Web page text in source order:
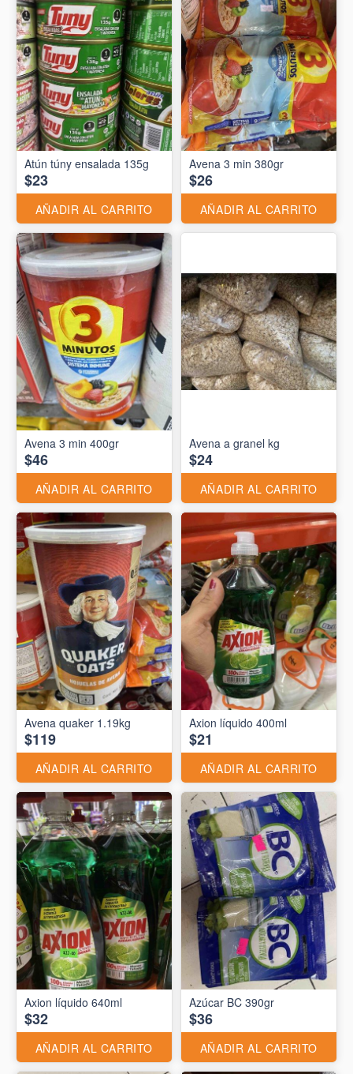
Atún túny ensalada 135g
$23
AÑADIR AL CARRITO
Avena 3 min 380gr
$26
AÑADIR AL CARRITO
Avena 3 min 400gr
$46
AÑADIR AL CARRITO
Avena a granel kg
$24
AÑADIR AL CARRITO
Avena quaker 1.19kg
$119
AÑADIR AL CARRITO
Axion líquido 400ml
$21
AÑADIR AL CARRITO
Axion líquido 640ml
$32
AÑADIR AL CARRITO
Azúcar BC 390gr
$36
AÑADIR AL CARRITO